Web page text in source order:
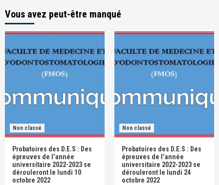
Vous avez peut-être manqué
Non classé
Probatoires des D.E.S : Des
épreuves de l’année
universitaire 2022-2023 se
dérouleront le lundi 10
octobre 2022
Non classé
Probatoires des D.E.S : Des
épreuves de l’année
universitaire 2022-2023 se
dérouleront le lundi 24
octobre 2022